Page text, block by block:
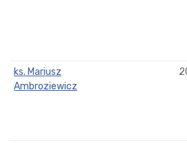
ks. Mariusz
Ambroziewicz